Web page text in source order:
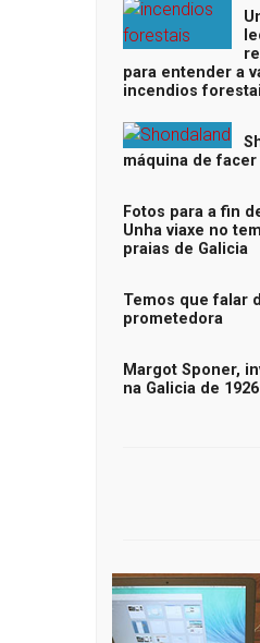
para entender a
incendios
máquina de
Fotos para a fin
Unha viaxe no
praias de Galicia
Temos que falar
prometedora
Margot Sponer,
na Galicia de 1926